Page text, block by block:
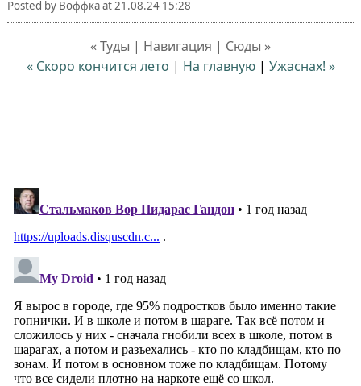
Posted by Воффкаat 21.08.24 15:28
« Туды | Навигация | Сюды »
« Скоро кончится лето | На главную| Ужаснах! »